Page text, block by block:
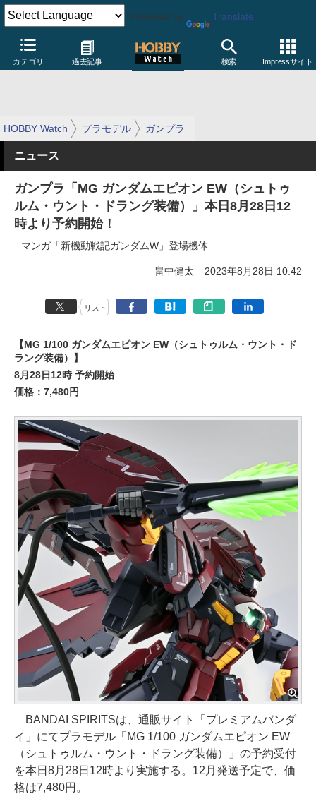
Powered by Translate
カテゴリ 過去記事 検索 Impressサイト
HOBBY Watch プラモデル ガンプラ
ニュース
ガンプラ「MG ガンダムエピオン EW（シュトゥ
ルム・ウント・ドラング装備）」本日8月28日12
時より予約開始！
マンガ「新機動戦記ガンダムW」登場機体
畠中健太 2023年8月28日 10:42
リスト
【MG 1/100 ガンダムエピオン EW（シュトゥルム・ウント・ド
ラング装備）】
8月28日12時 予約開始
価格：7,480円
BANDAI SPIRITSは、通販サイト「プレミアムバンダ
イ」にてプラモデル「MG 1/100 ガンダムエピオン EW
（シュトゥルム・ウント・ドラング装備）」の予約受付
を本日8月28日12時より実施する。12月発送予定で、価
格は7,480円。